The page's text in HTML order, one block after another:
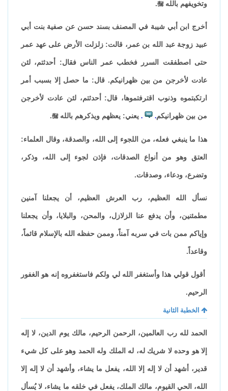
وتخويفهم بالله
.
أخرج ابن أبي شيبة في المصنف بسند حسن عن صفية بنت أبي
عبيد زوجة عبد الله بن عمر، قالت: زلزلت الأرض على عهد عمر
حتى اصطفقت السرر فخطب عمر الناس فقال: أحدثتم، لئن
عادت لأخرجن من بين ظهرانيكم. قال: ما حصل إلا بسبب أمر
ارتكبتموه وذنوب اقترفتموها، قال: أحدثتم، لئن عادت لأخرجن
من بين ظهرانيكم.
. يعني: يعظهم ويذكرهم بالله
.
هذا ما ينبغي فعله، من اللجوء إلى الله، والصدقة، وقال العلماء:
العتق وهو من أنواع الصدقات، فإذن لجوء إلى الله، وذكر،
وتضرع، ودعاء، وصدقات.
نسأل الله العظيم، رب العرش العظيم، أن يجعلنا آمنين
مطمئنين، وأن يدفع عنا الزلازل، والمحن، والبلايا، وأن يجعلنا
وإياكم ممن بات في سربه آمناً، وممن حفظه الله بالإسلام قائماً،
وقاعداً.
أقول قولي هذا وأستغفر الله لي ولكم فاستغفروه إنه هو الغفور
الرحيم.
الخطبة الثانية
الحمد لله رب العالمين، الرحمن الرحيم، مالك يوم الدين، لا إله
إلا هو وحده لا شريك له، له الملك وله الحمد وهو على كل شيء
قدير، أشهد أن لا إله إلا الله، يفعل ما يشاء، وأشهد أن لا إله إلا
الله، الحي القيوم، مالك الملك، يفعل في خلقه ما يشاء، لا يُسأل